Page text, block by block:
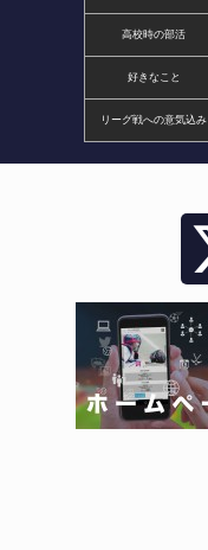
高校時の部活
好きなこと
リーグ戦への意気込み